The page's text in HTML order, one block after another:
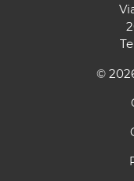
©